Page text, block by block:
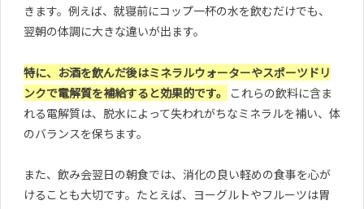
きます。例えば、就寝前にコップ一杯の水を飲むだけでも、
翌朝の体調に大きな違いが出ます。
特に、お酒を飲んだ後はミネラルウォーターやスポーツドリ
ンクで電解質を補給すると効果的です。
これらの飲料に含ま
れる電解質は、脱水によって失われがちなミネラルを補い、体
のバランスを保ちます。
また、飲み会翌日の朝食では、消化の良い軽めの食事を心が
けることも大切です。たとえば、ヨーグルトやフルーツは胃